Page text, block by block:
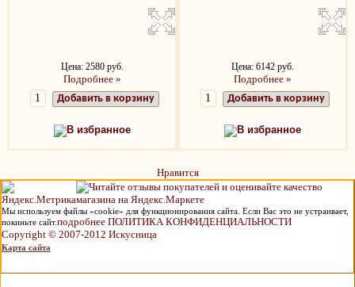
Цена: 2580 руб.
Подробнее »
Добавить в корзину
В избранное
Цена: 6142 руб.
Подробнее »
Добавить в корзину
В избранное
Нравится
Мы используем файлы «cookie» для функционирования сайта. Если Вас это не устраивает,
покиньте сайт.подробнее ПОЛИТИКА КОНФИДЕНЦИАЛЬНОСТИ
Copyright © 2007-2012 Искусница
Карта сайта